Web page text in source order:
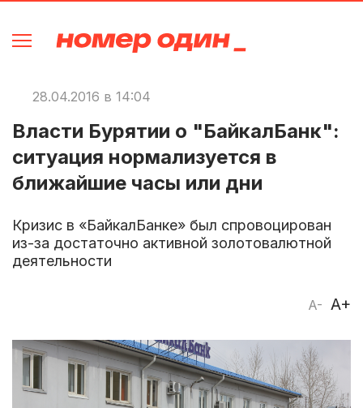
28.04.2016 в 14:04
Власти Бурятии о "БайкалБанк":
ситуация нормализуется в
ближайшие часы или дни
Кризис в «БайкалБанке» был спровоцирован
из-за достаточно активной золотовалютной
деятельности
A- A+